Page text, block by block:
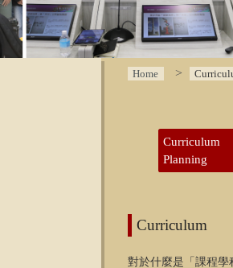
Home
Curriculum
Planning
Curriculum
對於什麼是「課程